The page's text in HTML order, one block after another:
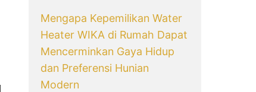
Mengapa Kepemilikan Water
Heater WIKA di Rumah Dapat
Mencerminkan Gaya Hidup
dan Preferensi Hunian
Modern